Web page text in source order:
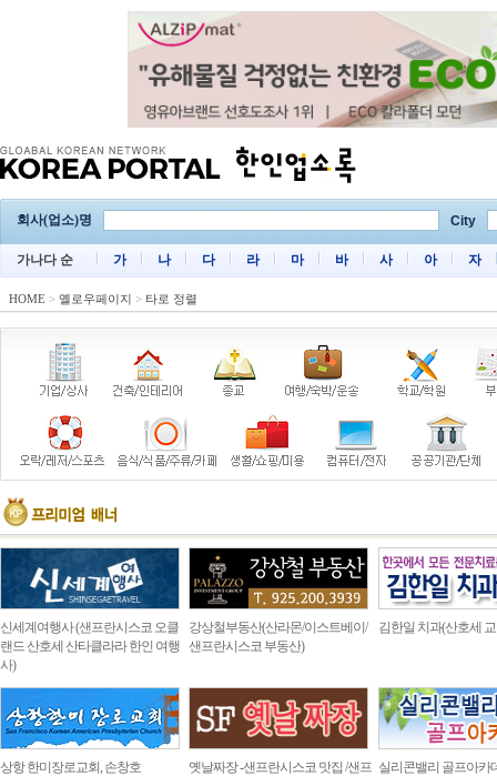
회사(업소)명 City
가나다 순 가 나 다 라 마 바 사 아 자
HOME > 옐로우페이지 > 타로 정렬
신세계여행사 (샌프란시스코 오클
랜드 산호세 산타클라라 한인 여행
사)
강상철부동산(산라몬/이스트베이/
샌프란시스코 부동산)
김한일 치과(산호세
상항 한미장로교회, 손창호
옛날짜장 -샌프란시스코 맛집 /샌프 실리콘밸리 골프아카